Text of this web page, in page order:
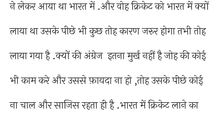
ने लेकर आया था भारत में .और वोह क्रिकेट को भारत में क्यों
लाया था उसके पीछे भी कुछ तोह कारण जरुर होगा तभी तोह
लाया गया है .क्यों की अंग्रेज इतना मुर्ख नहीं है जोह की कोई
भी काम करे और उससे फ़ायदा ना हो ,तोह उसके पीछे कोई
ना चाल और साजिस रहता ही है .भारत में क्रिकेट लाने का